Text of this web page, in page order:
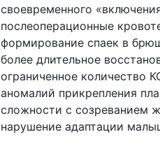
своевременного
послеоперационные
формирование спаек в
более длительное
ограниченное количество
аномалий прикрепления
сложности с созреванием
нарушение адаптации